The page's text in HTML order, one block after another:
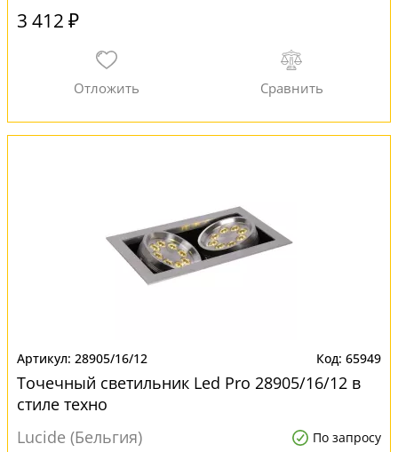
3 412 ₽
28905/16/12 65949
Точечный светильник Led Pro 28905/16/12 в
стиле техно
Lucide (Бельгия)
По запросу